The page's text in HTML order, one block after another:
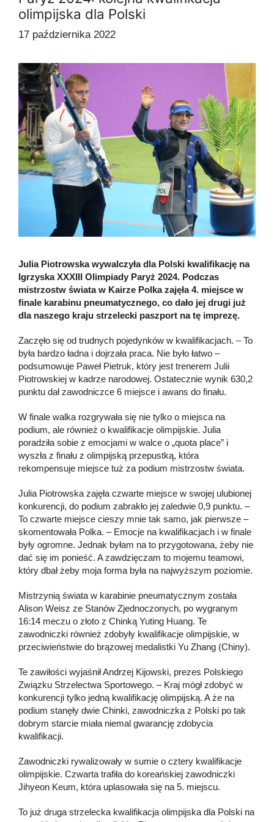
olimpijska dla Polski
17 października 2022
Julia Piotrowska wywalczyła dla Polski kwalifikację na
Igrzyska XXXIII Olimpiady Paryż 2024. Podczas
mistrzostw świata w Kairze Polka zajęła 4. miejsce w
finale karabinu pneumatycznego, co dało jej drugi już
dla naszego kraju strzelecki paszport na tę imprezę.
Zaczęło się od trudnych pojedynków w kwalifikacjach. – To
była bardzo ładna i dojrzała praca. Nie było łatwo –
podsumowuje Paweł Pietruk, który jest trenerem Julii
Piotrowskiej w kadrze narodowej. Ostatecznie wynik 630,2
punktu dał zawodniczce 6 miejsce i awans do finału.
W finale walka rozgrywała się nie tylko o miejsca na
podium, ale również o kwalifikacje olimpijskie. Julia
poradziła sobie z emocjami w walce o „quota place” i
wyszła z finału z olimpijską przepustką, która
rekompensuje miejsce tuż za podium mistrzostw świata.
Julia Piotrowska zajęła czwarte miejsce w swojej ulubionej
konkurencji, do podium zabrakło jej zaledwie 0,9 punktu. –
To czwarte miejsce cieszy mnie tak samo, jak pierwsze –
skomentowała Polka. – Emocje na kwalifikacjach i w finale
były ogromne. Jednak byłam na to przygotowana, żeby nie
dać się im ponieść. A zawdzięczam to mojemu teamowi,
który dbał żeby moja forma była na najwyższym poziomie.
Mistrzynią świata w karabinie pneumatycznym została
Alison Weisz ze Stanów Zjednoczonych, po wygranym
16:14 meczu o złoto z Chinką Yuting Huang. Te
zawodniczki również zdobyły kwalifikacje olimpijskie, w
przeciwieństwie do brązowej medalistki Yu Zhang (Chiny).
Te zawiłości wyjaśnił Andrzej Kijowski, prezes Polskiego
Związku Strzelectwa Sportowego. – Kraj mógł zdobyć w
konkurencji tylko jedną kwalifikację olimpijską. A że na
podium stanęły dwie Chinki, zawodniczka z Polski po tak
dobrym starcie miała niemal gwarancję zdobycia
kwalifikacji.
Zawodniczki rywalizowały w sumie o cztery kwalifikacje
olimpijskie. Czwarta trafiła do koreańskiej zawodniczki
Jihyeon Keum, która uplasowała się na 5. miejscu.
To już druga strzelecka kwalifikacja olimpijska dla Polski na